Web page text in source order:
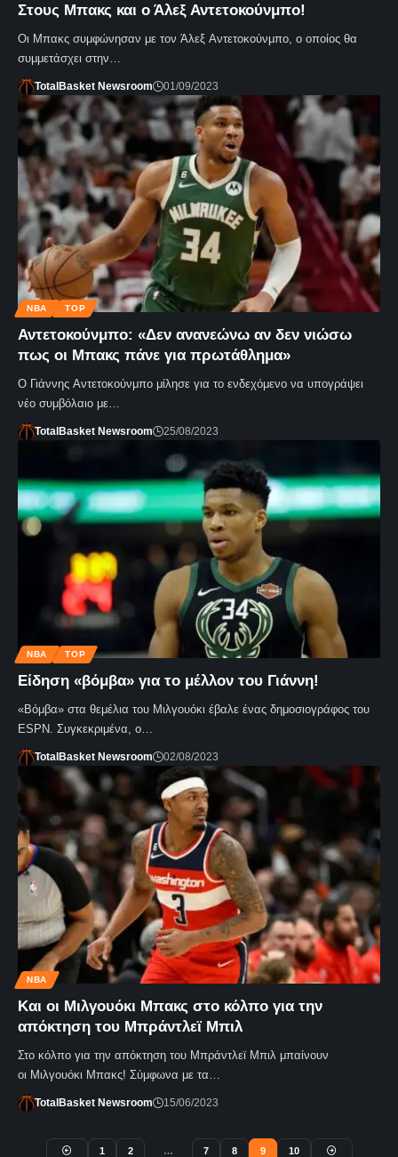
Στους Μπακς και ο Άλεξ Αντετοκούνμπο!
Οι Μπακς συμφώνησαν με τον Άλεξ Αντετοκούνμπο, ο οποίος θα
συμμετάσχει στην…
TotalBasket Newsroom 01/09/2023
NBA TOP
Αντετοκούνμπο: «Δεν ανανεώνω αν δεν νιώσω
πως οι Μπακς πάνε για πρωτάθλημα»
Ο Γιάννης Αντετοκούνμπο μίλησε για το ενδεχόμενο να υπογράψει
νέο συμβόλαιο με…
TotalBasket Newsroom 25/08/2023
NBA TOP
Είδηση «βόμβα» για το μέλλον του Γιάννη!
«Βόμβα» στα θεμέλια του Μιλγουόκι έβαλε ένας δημοσιογράφος του
ΕSPN. Συγκεκριμένα, ο…
TotalBasket Newsroom 02/08/2023
NBA
Και οι Μιλγουόκι Μπακς στο κόλπο για την
απόκτηση του Μπράντλεϊ Μπιλ
Στο κόλπο για την απόκτηση του Μπράντλεϊ Μπιλ μπαίνουν
οι Μιλγουόκι Μπακς! Σύμφωνα με τα…
TotalBasket Newsroom 15/06/2023
1 2 … 7 8 9 10